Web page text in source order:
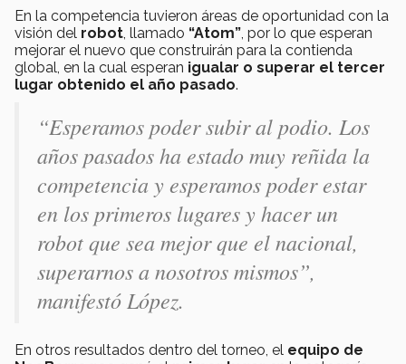
En la competencia tuvieron áreas de oportunidad con la
visión del robot, llamado “Atom”, por lo que esperan
mejorar el nuevo que construirán para la contienda
global, en la cual esperan igualar o superar el tercer
lugar obtenido el año pasado.
“Esperamos poder subir al podio. Los
años pasados ha estado muy reñida la
competencia y esperamos poder estar
en los primeros lugares y hacer un
robot que sea mejor que el nacional,
superarnos a nosotros mismos”,
manifestó López.
En otros resultados dentro del torneo, el equipo de